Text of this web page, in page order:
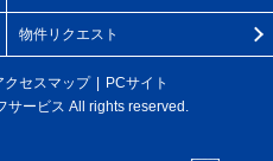
物件リクエスト
クセスマップ
PCサイト
サービス All rights reserved.